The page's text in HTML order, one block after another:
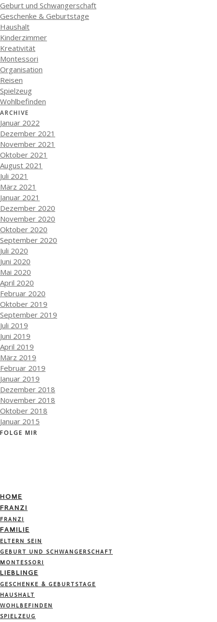
Geburt und Schwangerschaft
Geschenke & Geburtstage
Haushalt
Kinderzimmer
Kreativität
Montessori
Organisation
Reisen
Spielzeug
Wohlbefinden
ARCHIVE
Januar 2022
Dezember 2021
November 2021
Oktober 2021
August 2021
Juli 2021
März 2021
Januar 2021
Dezember 2020
November 2020
Oktober 2020
September 2020
Juli 2020
Juni 2020
Mai 2020
April 2020
Februar 2020
Oktober 2019
September 2019
Juli 2019
Juni 2019
April 2019
März 2019
Februar 2019
Januar 2019
Dezember 2018
November 2018
Oktober 2018
Januar 2015
FOLGE MIR
HOME
FRANZI
FRANZI
FAMILIE
ELTERN SEIN
GEBURT UND SCHWANGERSCHAFT
MONTESSORI
LIEBLINGE
GESCHENKE & GEBURTSTAGE
HAUSHALT
WOHLBEFINDEN
SPIELZEUG